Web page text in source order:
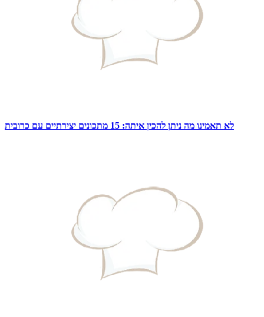
לא תאמינו מה ניתן להכין איתה: 15 מתכונים יצירתיים עם כרובית